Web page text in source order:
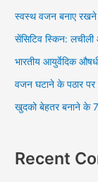
स्वस्थ वजन बनाए रखने
सेंसिटिव स्किन: लचीली
भारतीय आयुर्वेदिक
वजन घटाने के पठार
खुदको बेहतर बनाने के 7
Recent